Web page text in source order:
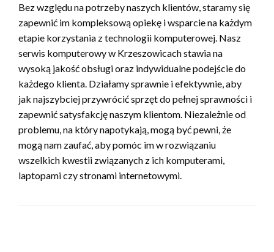
Bez względu na potrzeby naszych klientów, staramy się
zapewnić im kompleksową opiekę i wsparcie na każdym
etapie korzystania z technologii komputerowej. Nasz
serwis komputerowy w Krzeszowicach stawia na
wysoką jakość obsługi oraz indywidualne podejście do
każdego klienta. Działamy sprawnie i efektywnie, aby
jak najszybciej przywrócić sprzęt do pełnej sprawności i
zapewnić satysfakcję naszym klientom. Niezależnie od
problemu, na który napotykają, mogą być pewni, że
mogą nam zaufać, aby pomóc im w rozwiązaniu
wszelkich kwestii związanych z ich komputerami,
laptopami czy stronami internetowymi.